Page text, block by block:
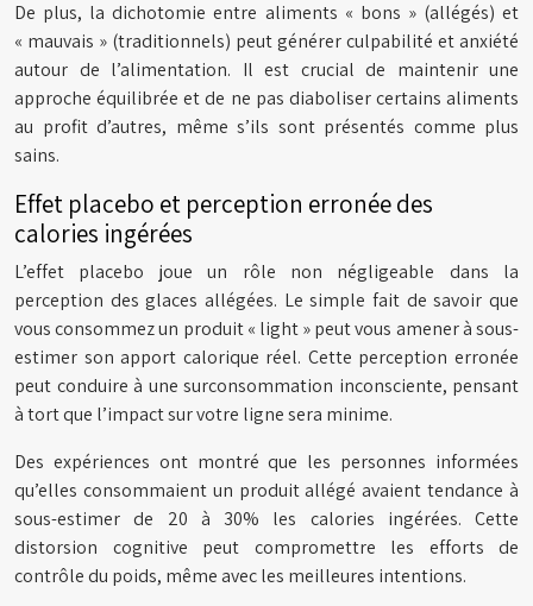
De plus, la dichotomie entre aliments « bons » (allégés) et
« mauvais » (traditionnels) peut générer culpabilité et anxiété
autour de l’alimentation. Il est crucial de maintenir une
approche équilibrée et de ne pas diaboliser certains aliments
au profit d’autres, même s’ils sont présentés comme plus
sains.
Effet placebo et perception erronée des
calories ingérées
L’effet placebo joue un rôle non négligeable dans la
perception des glaces allégées. Le simple fait de savoir que
vous consommez un produit « light » peut vous amener à sous-
estimer son apport calorique réel. Cette perception erronée
peut conduire à une surconsommation inconsciente, pensant
à tort que l’impact sur votre ligne sera minime.
Des expériences ont montré que les personnes informées
qu’elles consommaient un produit allégé avaient tendance à
sous-estimer de 20 à 30% les calories ingérées. Cette
distorsion cognitive peut compromettre les efforts de
contrôle du poids, même avec les meilleures intentions.